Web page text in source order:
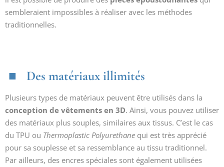
sembleraient impossibles à réaliser avec les méthodes
traditionnelles.
Des matériaux illimités
Plusieurs types de matériaux peuvent être utilisés dans la
conception de vêtements en 3D. Ainsi, vous pouvez utiliser
des matériaux plus souples, similaires aux tissus. C’est le cas
du TPU ou Thermoplastic Polyurethane qui est très apprécié
pour sa souplesse et sa ressemblance au tissu traditionnel.
Par ailleurs, des encres spéciales sont également utilisées